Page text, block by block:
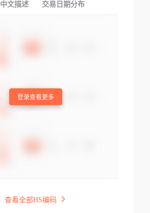
中文描述 交易日期分布
登录查看更多
查看全部HS编码